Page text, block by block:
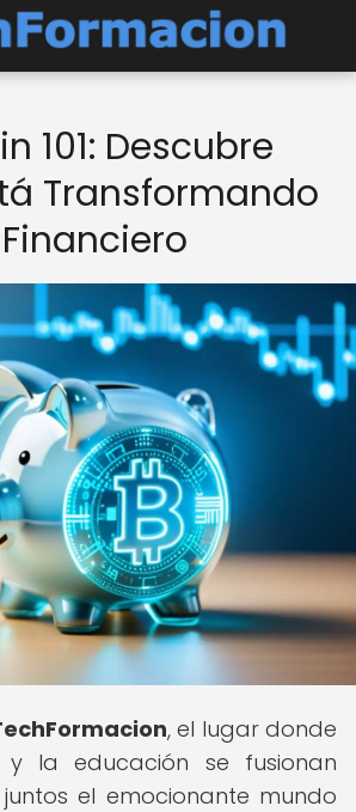
101: Descubre
Transformando
, el lugar donde
la educación se fusionan
el emocionante mundo